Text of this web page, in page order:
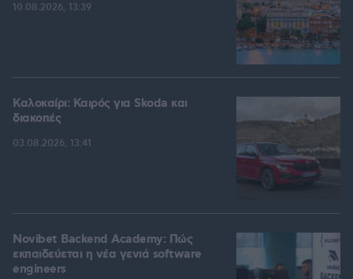
10.08.2026, 13:39
Καλοκαίρι: Καιρός για Skoda και
διακοπές
03.08.2026, 13:41
Novibet Backend Academy: Πώς
εκπαιδεύεται η νέα γενιά software
engineers